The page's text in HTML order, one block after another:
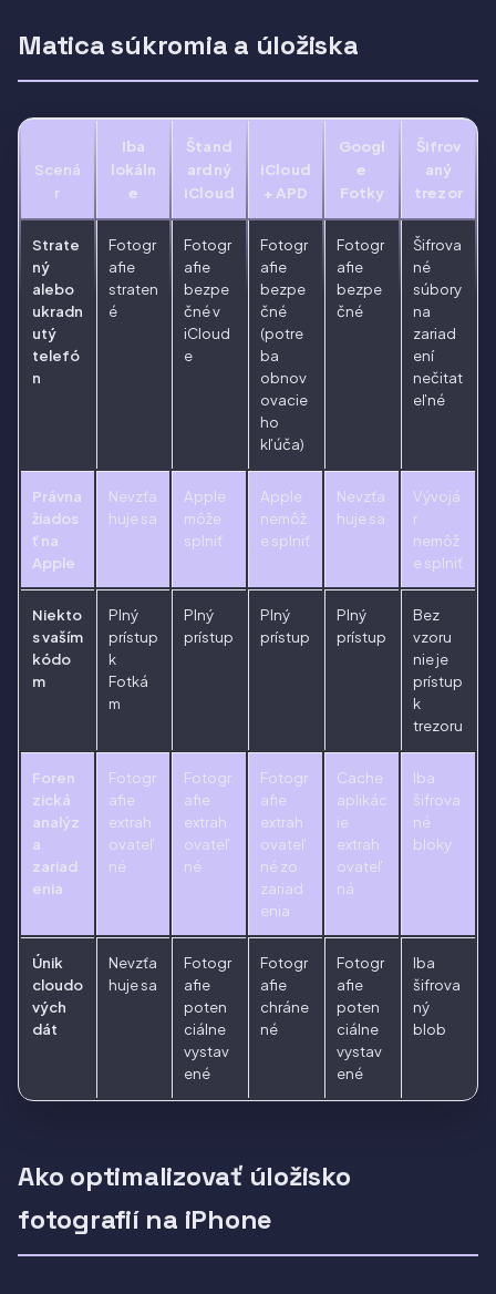
Matica súkromia a úložiska
Scená
r
Iba
lokáln
e
Štand
ardný
iCloud
iCloud
+ APD
Googl
e
Fotky
Šifrov
aný
trezor
Strate
ný
alebo
ukradn
utý
telefó
n
Fotogr
afie
straten
é
Fotogr
afie
bezpe
čné v
iCloud
e
Fotogr
afie
bezpe
čné
(potre
ba
obnov
ovacie
ho
kľúča)
Fotogr
afie
bezpe
čné
Šifrova
né
súbory
na
zariad
ení
nečitat
eľné
Právna
žiados
ť na
Apple
Nevzťa
huje sa
Apple
môže
splniť
Apple
nemôž
e splniť
Nevzťa
huje sa
Vývojá
r
nemôž
e splniť
Niekto
s vaším
kódo
m
Plný
prístup
k
Fotká
m
Plný
prístup
Plný
prístup
Plný
prístup
Bez
vzoru
nie je
prístup
k
trezoru
Foren
zická
analýz
a
zariad
enia
Fotogr
afie
extrah
ovateľ
né
Fotogr
afie
extrah
ovateľ
né
Fotogr
afie
extrah
ovateľ
né zo
zariad
enia
Cache
aplikác
ie
extrah
ovateľ
ná
Iba
šifrova
né
bloky
Únik
cloudo
vých
dát
Nevzťa
huje sa
Fotogr
afie
poten
ciálne
vystav
ené
Fotogr
afie
chráne
né
Fotogr
afie
poten
ciálne
vystav
ené
Iba
šifrova
ný
blob
Ako optimalizovať úložisko
fotografií na iPhone